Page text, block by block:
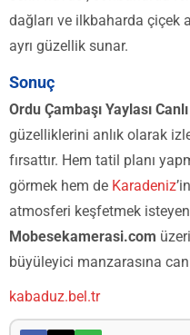
dağları ve ilkbaharda çiçek
ayrı güzellik sunar.
Sonuç
Ordu Çambaşı Yaylası
güzelliklerini anlık olarak
fırsattır. Hem tatil planı
görmek hem de Karadeniz
atmosferi keşfetmek
Mobesekamerasi.com
büyüleyici manzarasına
kabaduz.bel.tr